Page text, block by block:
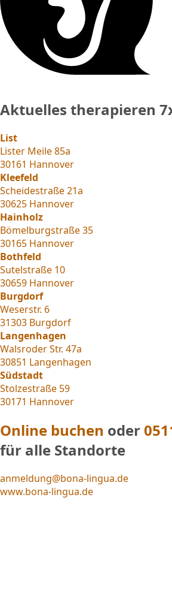
Aktuelles therapieren
List
Lister Meile 85a
30161 Hannover
Kleefeld
Scheidestraße 21a
30625 Hannover
Hainholz
Bömelburgstraße 35
30165 Hannover
Bothfeld
Sutelstraße 10
30659 Hannover
Burgdorf
Weserstr. 6
31303 Burgdorf
Langenhagen
Walsroder Str. 47a
30851 Langenhagen
Südstadt
Stolzestraße 59
30171 Hannover
Online buchen oder
für alle Standorte
anmeldung@bona-lingua.de
www.bona-lingua.de